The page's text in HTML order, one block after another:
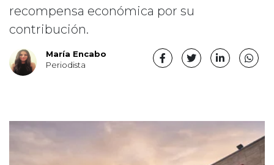
recompensa económica por su
contribución.
María Encabo
Periodista